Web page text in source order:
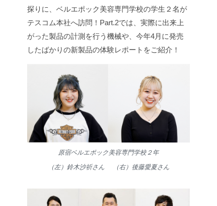
探りに、ベルエポック美容専門学校の学生２名が
テスコム本社へ訪問！Part.2では、実際に出来上
がった製品の計測を行う機械や、今年4月に発売
したばかりの新製品の体験レポートをご紹介！
原宿ベルエポック美容専門学校２年
（左）鈴木沙祈さん （右）後藤愛夏さん